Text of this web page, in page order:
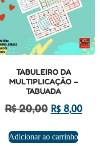
TABULEIRO DA
MULTIPLICAÇÃO –
TABUADA
R$20,00 R$8,00
Adicionar ao carrinho